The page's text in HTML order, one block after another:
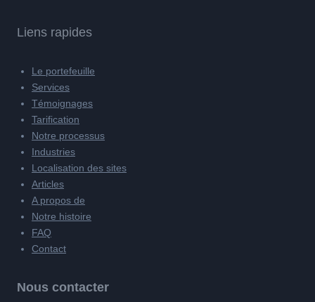
Liens rapides
Le portefeuille
Services
Témoignages
Tarification
Notre processus
Industries
Localisation des sites
Articles
A propos de
Notre histoire
FAQ
Contact
Nous contacter